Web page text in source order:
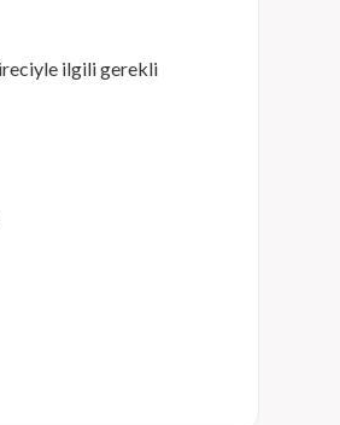
ilgili gerekli